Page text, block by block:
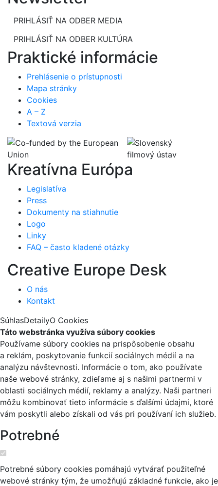
PRIHLÁSIŤ NA ODBER MEDIA
PRIHLÁSIŤ NA ODBER KULTÚRA
Praktické informácie
Prehlásenie o prístupnosti
Mapa stránky
Cookies
A – Z
Textová verzia
Kreatívna Európa
Legislatíva
Press
Dokumenty na stiahnutie
Logo
Linky
FAQ – často kladené otázky
Creative Europe Desk
O nás
Kontakt
SúhlasDetailyO Cookies
Táto webstránka využíva súbory cookies
Používame súbory cookies na prispôsobenie obsahu
a reklám, poskytovanie funkcií sociálnych médií a na
analýzu návštevnosti. Informácie o tom, ako používate
naše webové stránky, zdieľame aj s našimi partnermi v
oblasti sociálnych médií, reklamy a analýzy. Naši partneri
môžu kombinovať tieto informácie s ďalšími údajmi, ktoré
vám poskytli alebo získali od vás pri používaní ich služieb.
Potrebné
Potrebné súbory cookies pomáhajú vytvárať použiteľné
webové stránky tým, že umožňujú základné funkcie, ako je